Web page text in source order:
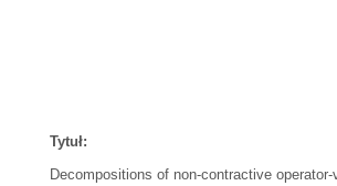
Tytuł:
Decompositions of non-contractive